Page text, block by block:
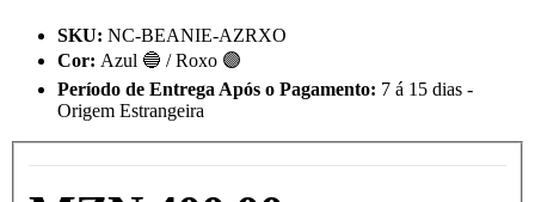
SKU: NC-BEANIE-AZRXO
Cor: Azul 🔵 / Roxo 🟣
Período de Entrega Após o Pagamento: 7 á 15 dias -
Origem Estrangeira